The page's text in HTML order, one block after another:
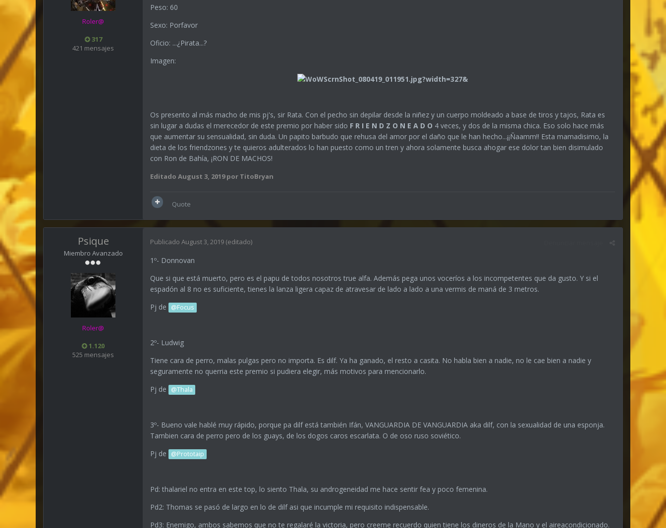
Roler@
317
421 mensajes
Peso: 60
Sexo: Porfavor
Oficio: ...¿Pirata...?
Imagen:
Os presento al más macho de mis pj's, sir Rata. Con el pecho sin depilar desde la niñez y un cuerpo moldeado a base de tiros y tajos, Rata es
sin lugar a dudas el merecedor de este premio por haber sido F R I E N D Z O N E A D O 4 veces, y dos de la misma chica. Eso solo hace más
que aumentar su sensualidad, sin duda. Un papito barbudo que rehusa del amor por el daño que le han hecho...¡¡Ñaamm!! Esta mamadisimo, la
dieta de los friendzones y te quieros adulterados lo han puesto como un tren y ahora solamente busca ahogar ese dolor tan bien disimulado
con Ron de Bahía, ¡RON DE MACHOS!
Editado August 3, 2019por TitoBryan
Quote
Psique
Miembro Avanzado
Roler@
1.120
525 mensajes
Publicado August 3, 2019 (editado)
1º- Donnovan
Que si que está muerto, pero es el papu de todos nosotros true alfa. Además pega unos voceríos a los incompetentes que da gusto. Y si el
espadón al 8 no es suficiente, tienes la lanza ligera capaz de atravesar de lado a lado a una vermis de maná de 3 metros.
Pj de
@Focus
2º- Ludwig
Tiene cara de perro, malas pulgas pero no importa. Es dilf. Ya ha ganado, el resto a casita. No habla bien a nadie, no le cae bien a nadie y
seguramente no querria este premio si pudiera elegir, más motivos para mencionarlo.
Pj de
@Thala
3º- Bueno vale hablé muy rápido, porque pa dilf está también Ifán, VANGUARDIA DE VANGUARDIA aka dilf, con la sexualidad de una esponja.
Tambien cara de perro pero de los guays, de los dogos caros escarlata. O de oso ruso soviético.
Pj de
@Prototaip
Pd: thalariel no entra en este top, lo siento Thala, su androgeneidad me hace sentir fea y poco femenina.
Pd2: Thomas se pasó de largo en lo de dilf asi que incumple mi requisito indispensable.
Pd3: Enemigo, ambos sabemos que no te regalaré la victoria, pero creeme recuerdo quien tiene los dineros de la Mano y el aireacondicionado.